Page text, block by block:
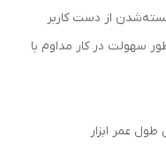
از دست کاربر
سهولت در کار مداوم با
عمر ابزار